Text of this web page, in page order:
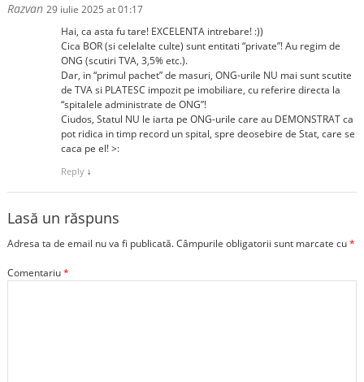
Razvan 29 iulie 2025 at 01:17
Hai, ca asta fu tare! EXCELENTA intrebare! :))
Cica BOR (si celelalte culte) sunt entitati “private”! Au regim de
ONG (scutiri TVA, 3,5% etc.).
Dar, in “primul pachet” de masuri, ONG-urile NU mai sunt scutite
de TVA si PLATESC impozit pe imobiliare, cu referire directa la
“spitalele administrate de ONG”!
Ciudos, Statul NU le iarta pe ONG-urile care au DEMONSTRAT ca
pot ridica in timp record un spital, spre deosebire de Stat, care se
caca pe el! >:
Reply ↓
Lasă un răspuns
Adresa ta de email nu va fi publicată.Câmpurile obligatorii sunt marcate cu*
Comentariu*